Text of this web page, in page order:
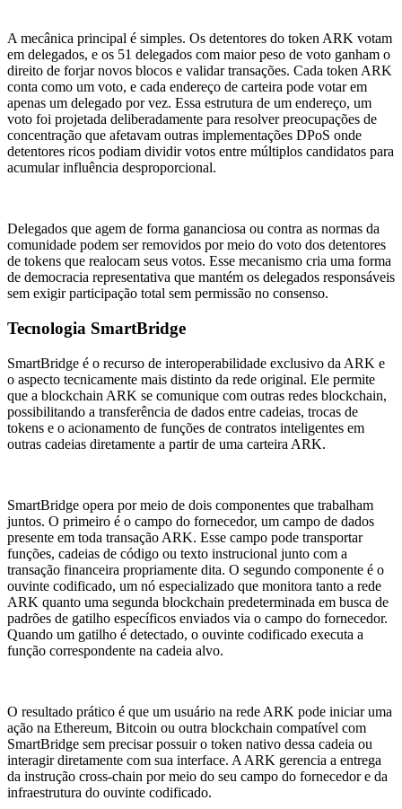
A mecânica principal é simples. Os detentores do token ARK votam
em delegados, e os 51 delegados com maior peso de voto ganham o
direito de forjar novos blocos e validar transações. Cada token ARK
conta como um voto, e cada endereço de carteira pode votar em
apenas um delegado por vez. Essa estrutura de um endereço, um
voto foi projetada deliberadamente para resolver preocupações de
concentração que afetavam outras implementações DPoS onde
detentores ricos podiam dividir votos entre múltiplos candidatos para
acumular influência desproporcional.
Delegados que agem de forma gananciosa ou contra as normas da
comunidade podem ser removidos por meio do voto dos detentores
de tokens que realocam seus votos. Esse mecanismo cria uma forma
de democracia representativa que mantém os delegados responsáveis
sem exigir participação total sem permissão no consenso.
Tecnologia SmartBridge
SmartBridge é o recurso de interoperabilidade exclusivo da ARK e
o aspecto tecnicamente mais distinto da rede original. Ele permite
que a blockchain ARK se comunique com outras redes blockchain,
possibilitando a transferência de dados entre cadeias, trocas de
tokens e o acionamento de funções de contratos inteligentes em
outras cadeias diretamente a partir de uma carteira ARK.
SmartBridge opera por meio de dois componentes que trabalham
juntos. O primeiro é o campo do fornecedor, um campo de dados
presente em toda transação ARK. Esse campo pode transportar
funções, cadeias de código ou texto instrucional junto com a
transação financeira propriamente dita. O segundo componente é o
ouvinte codificado, um nó especializado que monitora tanto a rede
ARK quanto uma segunda blockchain predeterminada em busca de
padrões de gatilho específicos enviados via o campo do fornecedor.
Quando um gatilho é detectado, o ouvinte codificado executa a
função correspondente na cadeia alvo.
O resultado prático é que um usuário na rede ARK pode iniciar uma
ação na Ethereum, Bitcoin ou outra blockchain compatível com
SmartBridge sem precisar possuir o token nativo dessa cadeia ou
interagir diretamente com sua interface. A ARK gerencia a entrega
da instrução cross-chain por meio do seu campo do fornecedor e da
infraestrutura do ouvinte codificado.